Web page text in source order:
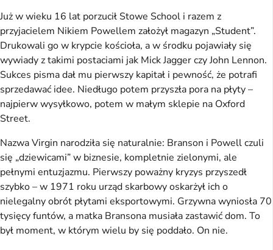
Już w wieku 16 lat porzucił Stowe School i razem z
przyjacielem Nikiem Powellem założył magazyn „Student”.
Drukowali go w krypcie kościoła, a w środku pojawiały się
wywiady z takimi postaciami jak Mick Jagger czy John Lennon.
Sukces pisma dał mu pierwszy kapitał i pewność, że potrafi
sprzedawać idee. Niedługo potem przyszła pora na płyty –
najpierw wysyłkowo, potem w małym sklepie na Oxford
Street.
Nazwa Virgin narodziła się naturalnie: Branson i Powell czuli
się „dziewicami” w biznesie, kompletnie zielonymi, ale
pełnymi entuzjazmu. Pierwszy poważny kryzys przyszedł
szybko – w 1971 roku urząd skarbowy oskarżył ich o
nielegalny obrót płytami eksportowymi. Grzywna wyniosła 70
tysięcy funtów, a matka Bransona musiała zastawić dom. To
był moment, w którym wielu by się poddało. On nie.